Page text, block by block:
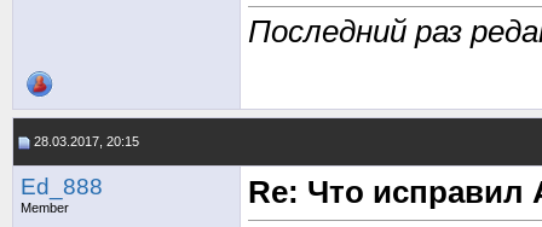
Последний раз
28.03.2017, 20:15
Ed_888
Member
Re: Что исправил